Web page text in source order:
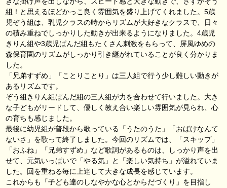
組！と思えるほどかっこ良く雰囲気を盛り上げてくれました。5歳
児ぞう組は、乳児クラスの時からリズムが大好きなクラスで、日々
の積み重ねでしっかりした動きが出来るようになりました。4歳児
きりん組や3歳児ぱんだ組もたくさん刺激をもらって、屏風ゆめの
森保育園のリズムがしっかり引き継がれていることが良く分かりま
した。
「兄弟すずめ」「ことりことり」は三人組で行う少し難しい動きが
あるリズムです。
ぞう組きりん組ぱんだ組の三人組が力を合わせて行いました。大き
な子どもがリードして、優しく教え合い楽しい雰囲気が見られ、心
の育ちも感じました。
最後に幼児組が普段から歌っている「うたのうた」「おばけなんて
ないさ」を歌って終了しました。今回のリズムでは、「スキップ」
「おふね」「兄弟すずめ」など歌詞があるものは、しっかり声を出
せて、元気いっぱいで「やる気」と「楽しい気持ち」が溢れていま
した。回を重ねる毎に上達して大きな成長を感じています。
これからも「子ども達のしなやかな心とからだづくり」を目指し